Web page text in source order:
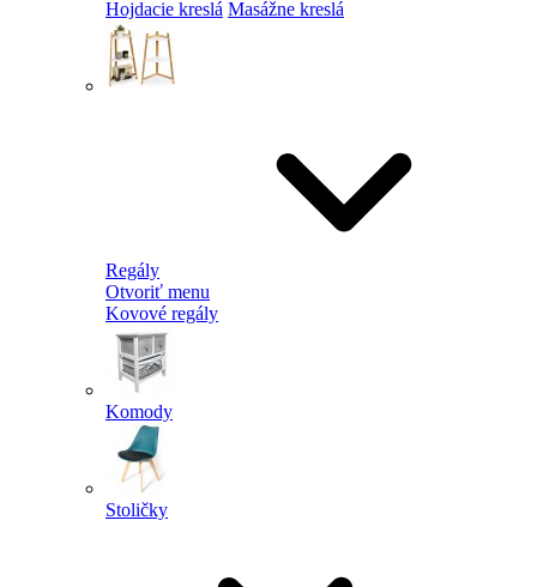
Hojdacie kreslá Masážne kreslá
Regály
Otvoriť menu
Kovové regály
Komody
Stoličky